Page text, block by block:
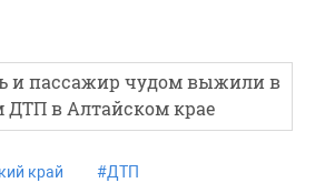
и пассажир чудом выжили в
ДТП в Алтайском крае
край #ДТП